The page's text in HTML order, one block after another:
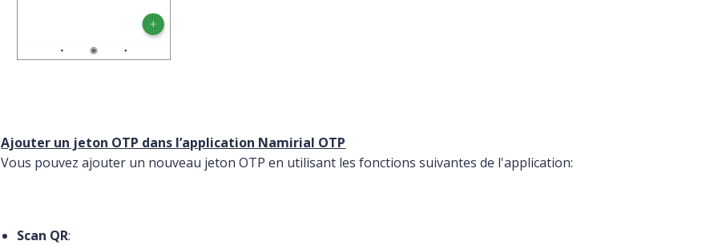
Ajouter un jeton OTP dans l’application Namirial OTP
Vous pouvez ajouter un nouveau jeton OTP en utilisant les fonctions suivantes de l'application:
Scan QR: